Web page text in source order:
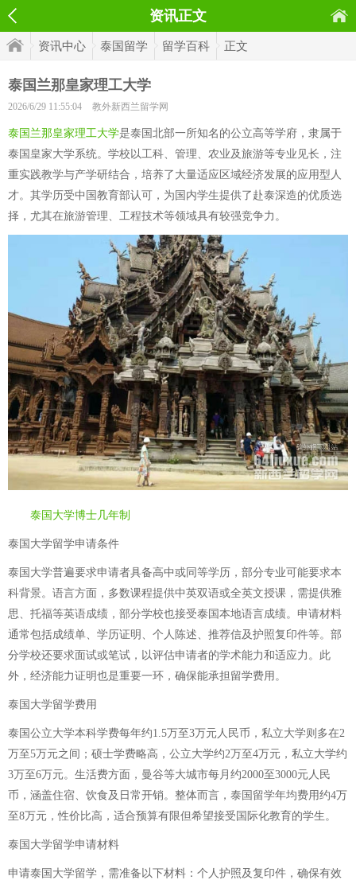
资讯正文
资讯中心 泰国留学 留学百科 正文
泰国兰那皇家理工大学
2026/6/29 11:55:04 教外新西兰留学网
泰国兰那皇家理工大学是泰国北部一所知名的公立高等学府，隶属于
泰国皇家大学系统。学校以工科、管理、农业及旅游等专业见长，注
重实践教学与产学研结合，培养了大量适应区域经济发展的应用型人
才。其学历受中国教育部认可，为国内学生提供了赴泰深造的优质选
择，尤其在旅游管理、工程技术等领域具有较强竞争力。
泰国大学博士几年制
泰国大学留学申请条件
泰国大学普遍要求申请者具备高中或同等学历，部分专业可能要求本
科背景。语言方面，多数课程提供中英双语或全英文授课，需提供雅
思、托福等英语成绩，部分学校也接受泰国本地语言成绩。申请材料
通常包括成绩单、学历证明、个人陈述、推荐信及护照复印件等。部
分学校还要求面试或笔试，以评估申请者的学术能力和适应力。此
外，经济能力证明也是重要一环，确保能承担留学费用。
泰国大学留学费用
泰国公立大学本科学费每年约1.5万至3万元人民币，私立大学则多在2
万至5万元之间；硕士学费略高，公立大学约2万至4万元，私立大学约
3万至6万元。生活费方面，曼谷等大城市每月约2000至3000元人民
币，涵盖住宿、饮食及日常开销。整体而言，泰国留学年均费用约4万
至8万元，性价比高，适合预算有限但希望接受国际化教育的学生。
泰国大学留学申请材料
申请泰国大学留学，需准备以下材料：个人护照及复印件，确保有效